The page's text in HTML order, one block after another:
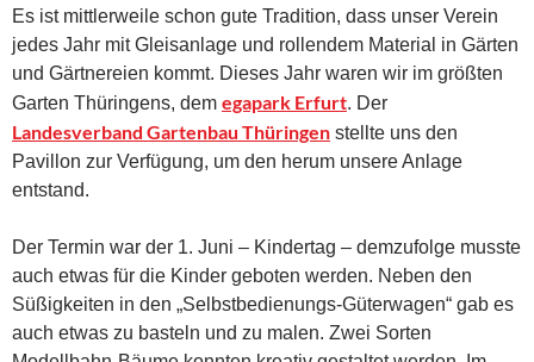
Es ist mittlerweile schon gute Tradition, dass unser Verein
jedes Jahr mit Gleisanlage und rollendem Material in Gärten
und Gärtnereien kommt. Dieses Jahr waren wir im größten
Garten Thüringens, dem egapark Erfurt. Der
Landesverband Gartenbau Thüringen stellte uns den
Pavillon zur Verfügung, um den herum unsere Anlage
entstand.
Der Termin war der 1. Juni – Kindertag – demzufolge musste
auch etwas für die Kinder geboten werden. Neben den
Süßigkeiten in den „Selbstbedienungs-Güterwagen“ gab es
auch etwas zu basteln und zu malen. Zwei Sorten